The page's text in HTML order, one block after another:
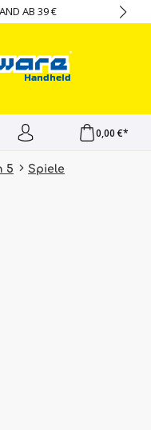
AB 39 €
0,00 €*
5 Spiele